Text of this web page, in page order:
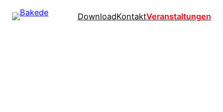
DownloadKontaktVeranstaltungen